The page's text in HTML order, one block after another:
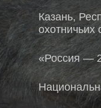
Казань,
«Россия —